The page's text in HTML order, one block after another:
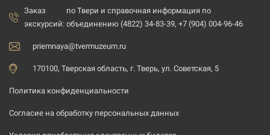
Заказ
экскурсий:
по Твери и справочная информация по
объединению (4822) 34-83-39, +7 (904) 004-96-46
priemnaya@tvermuzeum.ru
170100, Тверская область, г. Тверь, ул. Советская, 5
Политика конфиденциальности
Согласие на обработку персональных данных